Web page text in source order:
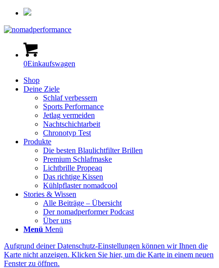
0Einkaufswagen
Shop
Deine Ziele
Schlaf verbessern
Sports Performance
Jetlag vermeiden
Nachtschichtarbeit
Chronotyp Test
Produkte
Die besten Blaulichtfilter Brillen
Premium Schlafmaske
Lichtbrille Propeaq
Das richtige Kissen
Kühlpflaster nomadcool
Stories & Wissen
Alle Beiträge – Übersicht
Der nomadperformer Podcast
Über uns
Menü Menü
Aufgrund deiner Datenschutz-Einstellungen können wir Ihnen die
Karte nicht anzeigen. Klicken Sie hier, um die Karte in einem neuen
Fenster zu öffnen.